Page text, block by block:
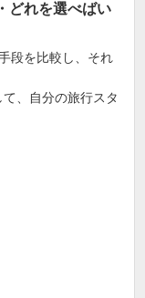
どれを選べばい
段を比較し、それ
、自分の旅行スタ